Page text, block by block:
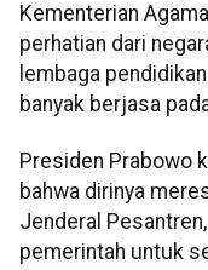
Kementerian
perhatian dari
lembaga
banyak berjasa
Presiden Prabowo
bahwa dirinya
Jenderal
pemerintah untuk